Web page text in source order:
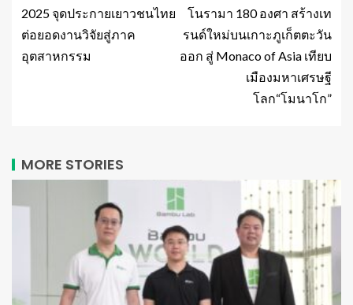
2025 จุดประกายเยาวชนไทย
ต่อยอดงานวิจัยสู่ภาค
อุตสาหกรรม
โนรามา 180 องศา สร้างเท
รนด์ใหม่บนเกาะภูเก็ตตะวัน
ออก สู่ Monaco of Asia เทียบ
เมืองมหาเศรษฐี
โลก“โมนาโก”
MORE STORIES